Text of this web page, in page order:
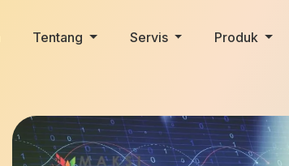
Tentang Servis Produk